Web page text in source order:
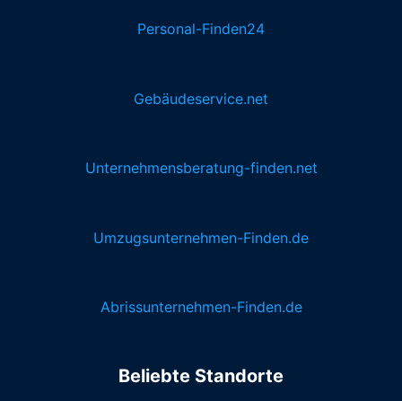
Personal-Finden24
Gebäudeservice.net
Unternehmensberatung-finden.net
Umzugsunternehmen-Finden.de
Abrissunternehmen-Finden.de
Beliebte Standorte